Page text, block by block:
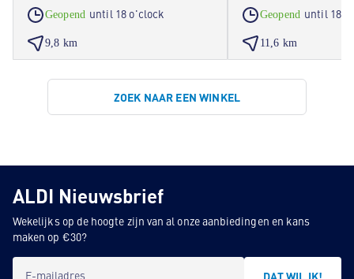
Geopend until 18 o'clock
9,8 km
Geopend until 18
11,6 km
ZOEK NAAR EEN WINKEL
ALDI Nieuwsbrief
Wekelijks op de hoogte zijn van al onze aanbiedingen en kans
maken op €30?
E-mailadres DAT WIL IK!